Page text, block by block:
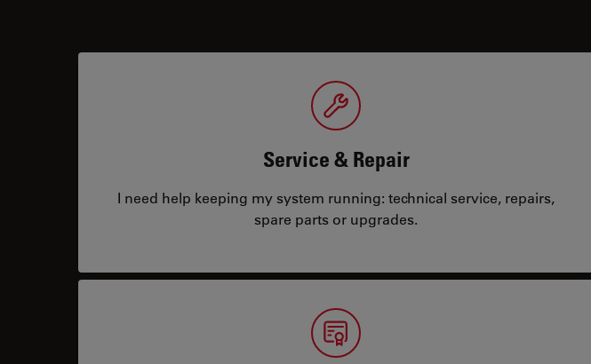
Service & Repair
I need help keeping my system running: technical service, repairs,
spare parts or upgrades.